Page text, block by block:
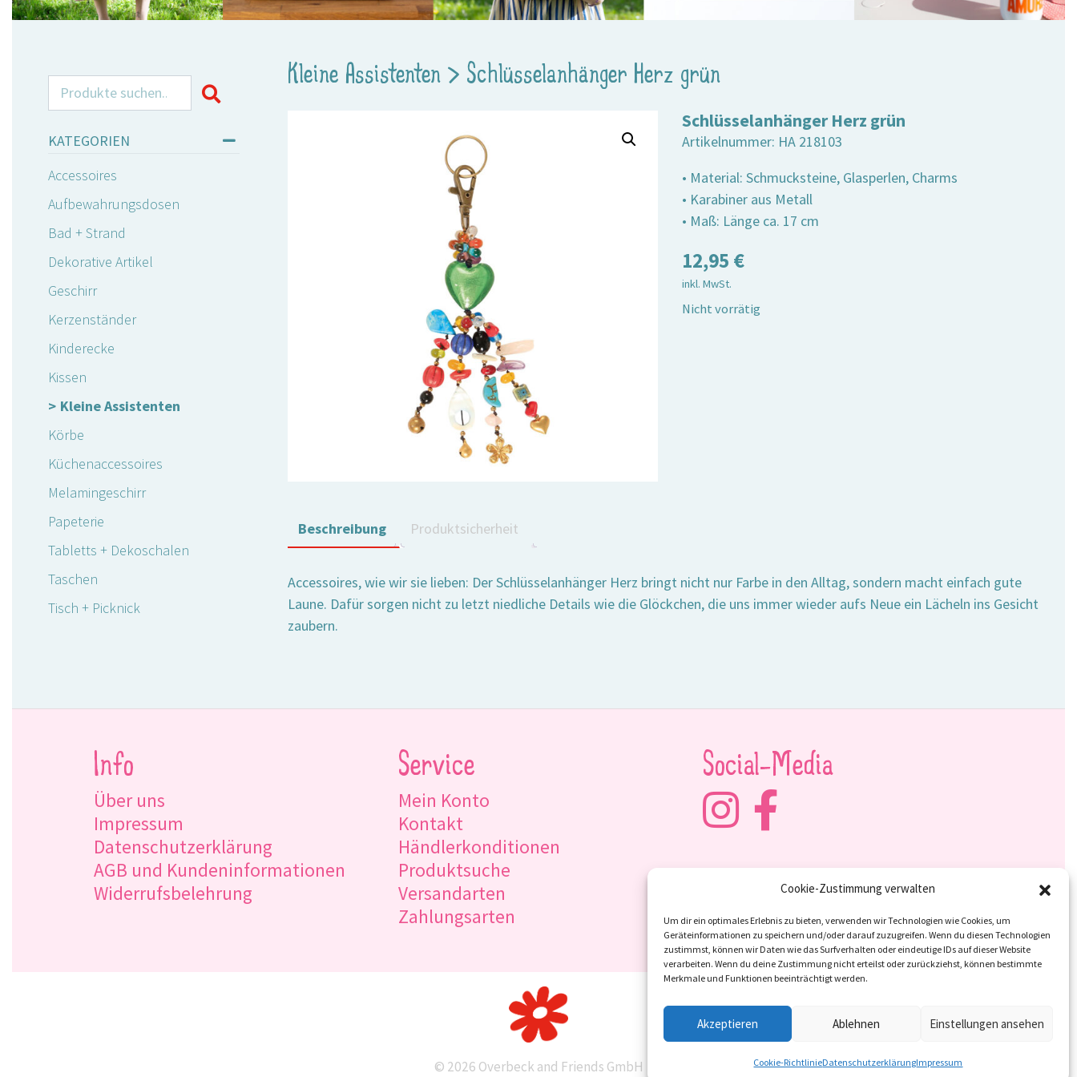
Cookie-Zustimmung verwalten
Um dir ein optimales Erlebnis zu bieten, verwenden wir Technologien wie Cookies, um
Geräteinformationen zu speichern und/oder darauf zuzugreifen. Wenn du diesen Technologien
zustimmst, können wir Daten wie das Surfverhalten oder eindeutige IDs auf dieser Website
verarbeiten. Wenn du deine Zustimmung nicht erteilst oder zurückziehst, können bestimmte
Merkmale und Funktionen beeinträchtigt werden.
Akzeptieren Ablehnen Einstellungen ansehen
Cookie-RichtlinieDatenschutzerklärungImpressum
Search for:
KATEGORIEN
Accessoires
Aufbewahrungsdosen
Bad + Strand
Dekorative Artikel
Geschirr
Kerzenständer
Kinderecke
Kissen
Kleine Assistenten
Körbe
Küchenaccessoires
Melamingeschirr
Papeterie
Tabletts + Dekoschalen
Taschen
Tisch + Picknick
Kleine Assistenten> Schlüsselanhänger Herz grün
Schlüsselanhänger Herz grün
Artikelnummer: HA 218103
• Material: Schmucksteine, Glasperlen, Charms
• Karabiner aus Metall
• Maß: Länge ca. 17 cm
12,95 €
inkl. MwSt.
Nicht vorrätig
Beschreibung Produktsicherheit
Accessoires, wie wir sie lieben: Der Schlüsselanhänger Herz bringt nicht nur Farbe in den Alltag, sondern macht einfach gute
Laune. Dafür sorgen nicht zu letzt niedliche Details wie die Glöckchen, die uns immer wieder aufs Neue ein Lächeln ins Gesicht
zaubern.
Info
Über uns
Impressum
Datenschutzerklärung
AGB und Kundeninformationen
Widerrufsbelehrung
Service
Mein Konto
Kontakt
Händlerkonditionen
Produktsuche
Versandarten
Zahlungsarten
Social-Media
© 2026 Overbeck and Friends GmbH